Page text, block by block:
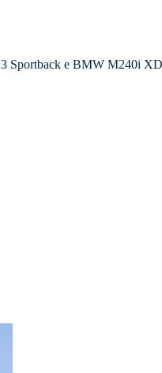
Sportback e BMW M240i